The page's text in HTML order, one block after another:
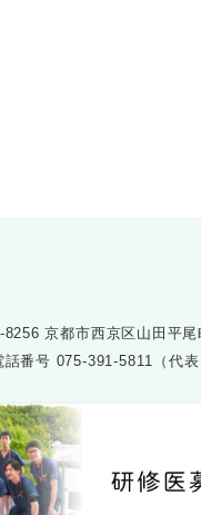
8256 京都市西京区山田平尾
話番号 075-391-5811（代表